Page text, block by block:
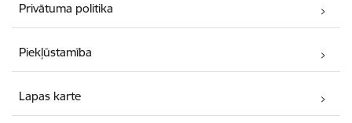
Privātuma politika
Piekļūstamība
Lapas karte